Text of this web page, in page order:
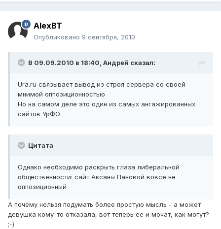
AlexBT
Опубликовано 9 сентября, 2010
В 09.09.2010 в 18:40, Андрей сказал:
Ura.ru связывает вывод из строя сервера со своей
мнимой оппозиционностью
Но на самом деле это один из самых ангажированных
сайтов УрФО
Цитата
Однако необходимо раскрыть глаза либеральной
общественности: сайт Аксаны Пановой вовсе не
оппозиционный
А почему нельзя подумать более простую мысль - а может
девушка кому-то отказала, вот теперь ее и мочат, как могут?
;-)